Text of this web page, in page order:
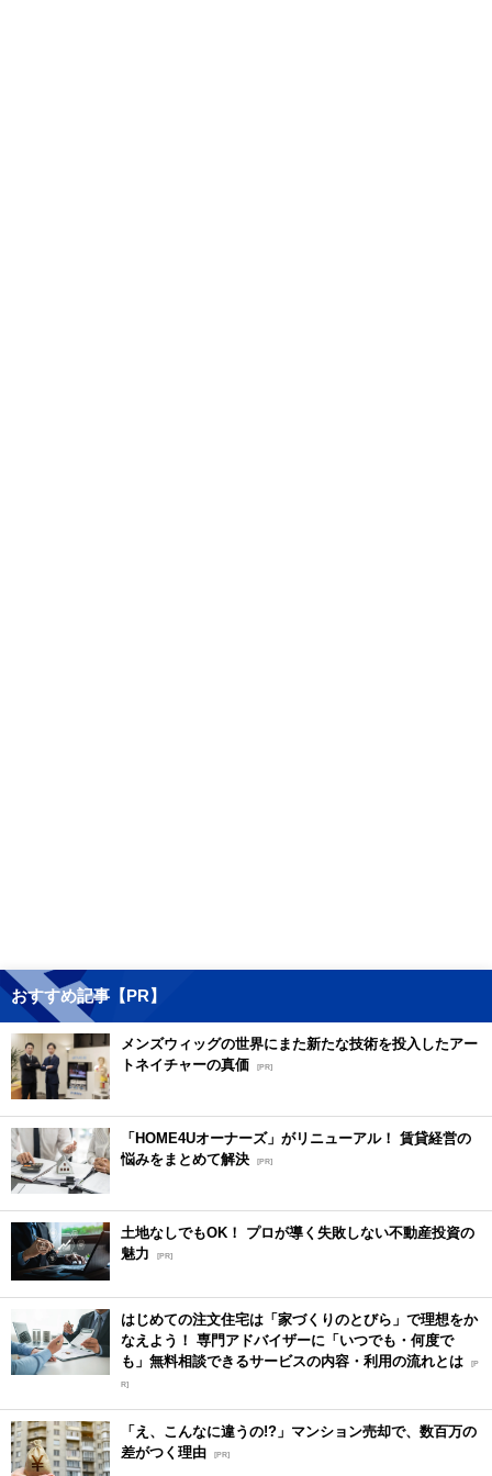
おすすめ記事【PR】
メンズウィッグの世界にまた新たな技術を投入したアー
トネイチャーの真価 [PR]
「HOME4Uオーナーズ」がリニューアル！ 賃貸経営の
悩みをまとめて解決 [PR]
土地なしでもOK！ プロが導く失敗しない不動産投資の
魅力
[PR]
はじめての注文住宅は「家づくりのとびら」で理想をか
なえよう！ 専門アドバイザーに「いつでも・何度で
も」無料相談できるサービスの内容・利用の流れとは [P
R]
「え、こんなに違うの!?」マンション売却で、数百万の
差がつく理由 [PR]